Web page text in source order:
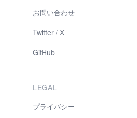
お問い合わせ
Twitter / X
GitHub
LEGAL
プライバシー